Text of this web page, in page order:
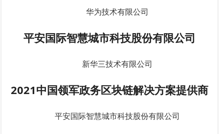
华为技术有限公司
平安国际智慧城市科技股份有限公司
新华三技术有限公司
2021中国领军政务区块链解决方案提供商
平安国际智慧城市科技股份有限公司